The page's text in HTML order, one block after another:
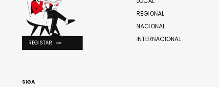
REGIONAL
NACIONAL
INTERNACIONAL
REGISTAR
SIGA